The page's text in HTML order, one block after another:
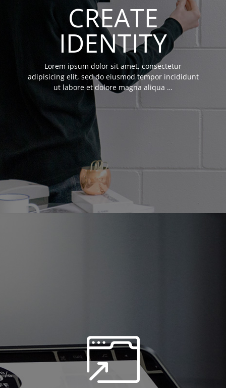
CREATE
IDENTITY
Lorem ipsum dolor sit amet, consectetur
adipisicing elit, sed do eiusmod tempor incididunt
ut labore et dolore magna aliqua …